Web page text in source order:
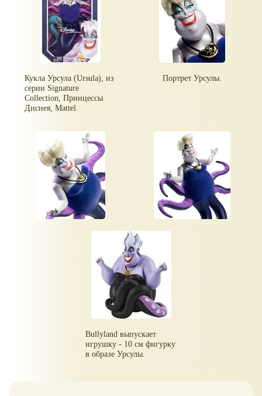
Кукла Урсула (Ursula), из
серии Signature
Collection, Принцессы
Диснея, Mattel.
Портрет Урсулы.
Bullyland выпускает
игрушку - 10 см фигурку
в образе Урсулы.